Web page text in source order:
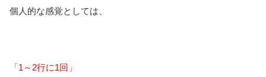
個人的な感覚としては、
「1～2行に1回」